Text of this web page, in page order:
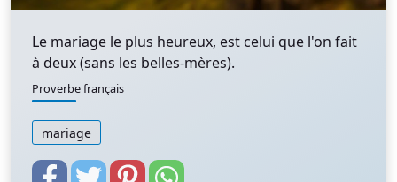
Le mariage le plus heureux, est celui que l'on fait
à deux (sans les belles-mères).
Proverbe français
mariage